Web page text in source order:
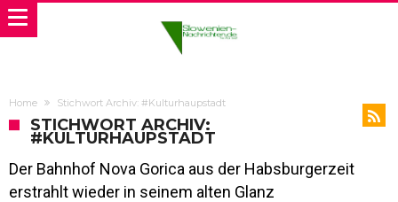
Home Stichwort Archiv: #Kulturhaupstadt
STICHWORT ARCHIV:
#KULTURHAUPSTADT
Der Bahnhof Nova Gorica aus der Habsburgerzeit
erstrahlt wieder in seinem alten Glanz